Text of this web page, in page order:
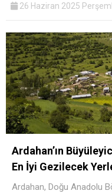
26 Haziran 2025
Ardahan’ın
En İyi Gezilecek
Ardahan, Doğu Anadolu